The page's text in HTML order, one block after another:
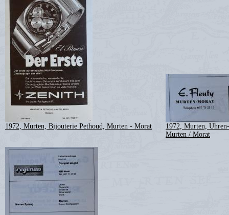
1972, Murten, Bijouterie Pethoud, Murten - Morat
1972, Murten,
Murten / Morat